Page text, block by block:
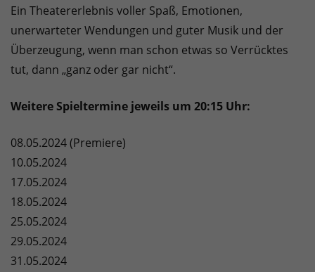
Ein Theatererlebnis voller Spaß, Emotionen,
unerwarteter Wendungen und guter Musik und der
Überzeugung, wenn man schon etwas so Verrücktes
tut, dann „ganz oder gar nicht“.
Weitere Spieltermine jeweils um 20:15 Uhr:
08.05.2024 (Premiere)
10.05.2024
17.05.2024
18.05.2024
25.05.2024
29.05.2024
31.05.2024